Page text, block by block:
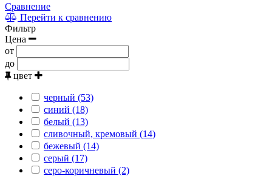
Сравнение
Перейти к сравнению
Фильтр
Цена
от
до
цвет
черный (53)
синий (18)
белый (13)
сливочный, кремовый (14)
бежевый (14)
серый (17)
серо-коричневый (2)